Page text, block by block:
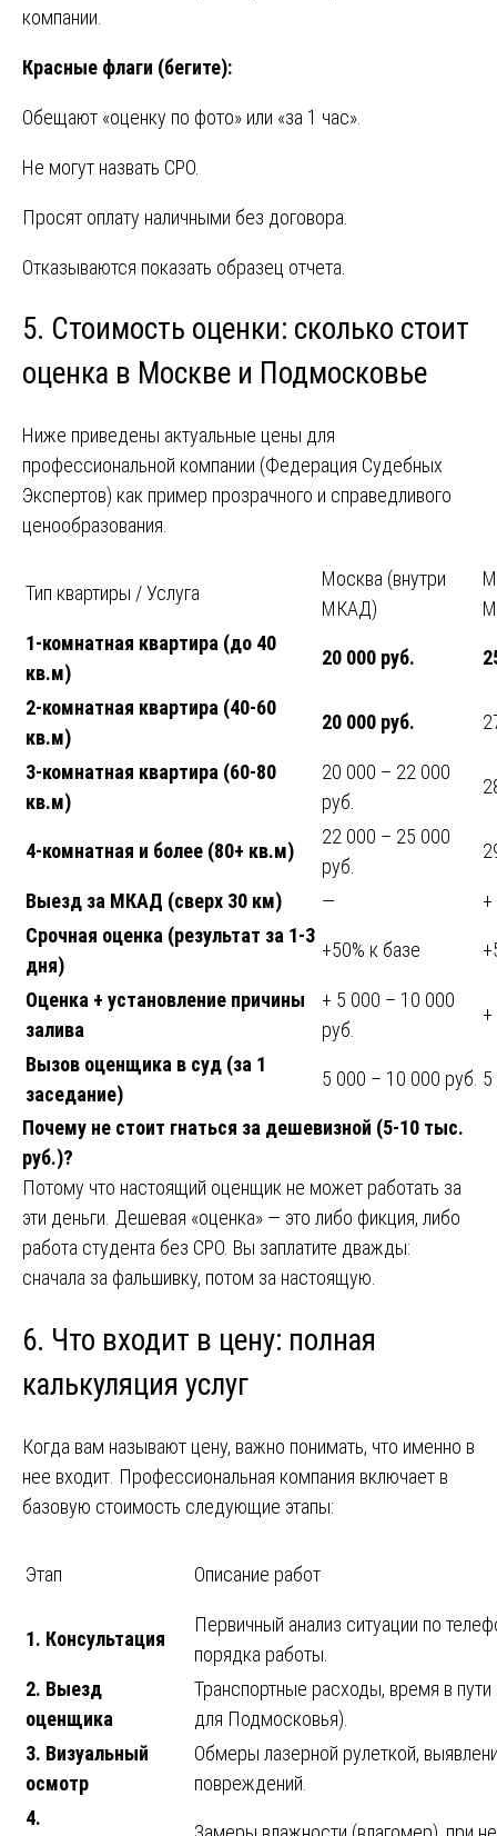
компании.
Красные флаги (бегите):
Обещают «оценку по фото» или «за 1 час».
Не могут назвать СРО.
Просят оплату наличными без договора.
Отказываются показать образец отчета.
5. Стоимость оценки: сколько стоит
оценка в Москве и Подмосковье
Ниже приведены актуальные цены для
профессиональной компании (Федерация Судебных
Экспертов) как пример прозрачного и справедливого
ценообразования.
Тип квартиры / Услуга
Москва (внутри
МКАД)
1-комнатная квартира (до 40
кв.м)
20 000 руб.
2-комнатная квартира (40-60
кв.м)
20 000 руб.
3-комнатная квартира (60-80
кв.м)
20 000 – 22 000
руб.
4-комнатная и более (80+ кв.м)
22 000 – 25 000
руб.
Выезд за МКАД (сверх 30 км) —
Срочная оценка (результат за 1-3
дня)
+50% к базе
Оценка + установление причины
залива
+ 5 000 – 10 000
руб.
Вызов оценщика в суд (за 1
заседание)
5 000 – 10 000 руб. 5
Почему не стоит гнаться за дешевизной (5-10 тыс.
руб.)?
Потому что настоящий оценщик не может работать за
эти деньги. Дешевая «оценка» — это либо фикция, либо
работа студента без СРО. Вы заплатите дважды:
сначала за фальшивку, потом за настоящую.
6. Что входит в цену: полная
калькуляция услуг
Когда вам называют цену, важно понимать, что именно в
нее входит. Профессиональная компания включает в
базовую стоимость следующие этапы:
Этап Описание работ
1. Консультация
Первичный анализ ситуации по
порядка работы.
2. Выезд
оценщика
Транспортные расходы, время в
для Подмосковья).
3. Визуальный
осмотр
Обмеры лазерной рулеткой,
повреждений.
4.